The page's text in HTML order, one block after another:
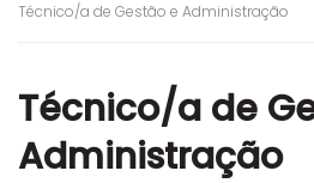
Técnico/a de Gestão e Administração
Técnico/a de
Administração